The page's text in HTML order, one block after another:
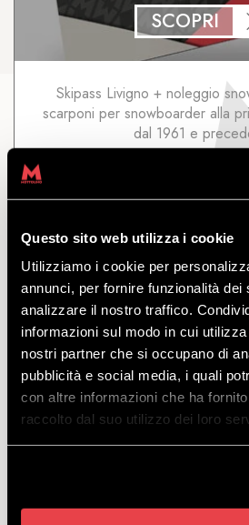
Questo sito web utilizza i cookie
Utilizziamo i cookie per
annunci, per fornire funzionalità dei
analizzare il nostro traffico.
informazioni sul modo in cui
nostri partner che si occupano di
pubblicità e social media, i quali
con altre informazioni che ha
raccolto dal suo utilizzo dei loro
SCOPRI
Skipass Livigno + noleggio
scarponi per snowboarder alla
dal 1961 e
a partire
WINTER ALL
SNOWBOARD
SCOPRI
Skipass Livigno + noleggio